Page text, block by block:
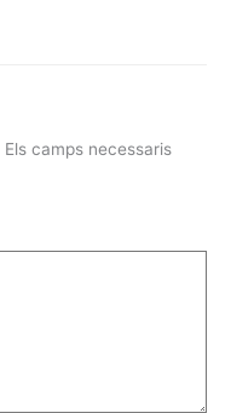
Els camps necessaris